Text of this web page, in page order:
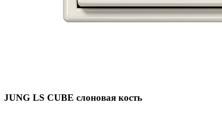
JUNG LS CUBE слоновая кость